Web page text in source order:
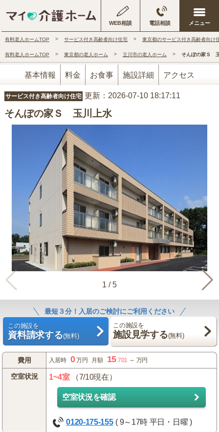
WEB相談 電話相談
有料老人ホームTOP サービス付き高齢者向け住宅 東京都のサービス付き高齢者向け
有料老人ホームTOP 東京都の老人ホーム 立川市の老人ホーム そんぽの家Ｓ
基本情報 料金 お食事 施設詳細 アクセス
サービス付き高齢者向け住宅 更新：2026-07-10 18:17:11
そんぽの家Ｓ 玉川上水
1 /5
最短３分！入居のご検討にご利用ください
この施設を
資料請求する(無料)
この施設を
施設見学する(無料)
費用 入居時 0万円 月額 15.701 ～ 万円
空室状況 1~4室（7/10現在）
空室状況を確認
0120-175-155 ( 9～17時 平日・日曜 )